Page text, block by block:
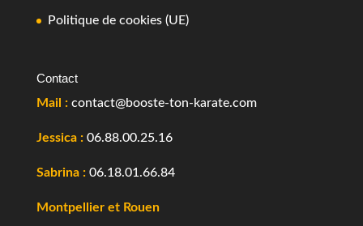
Politique de cookies (UE)
Contact
Mail : contact@booste-ton-karate.com
Jessica : 06.88.00.25.16
Sabrina : 06.18.01.66.84
Montpellier et Rouen